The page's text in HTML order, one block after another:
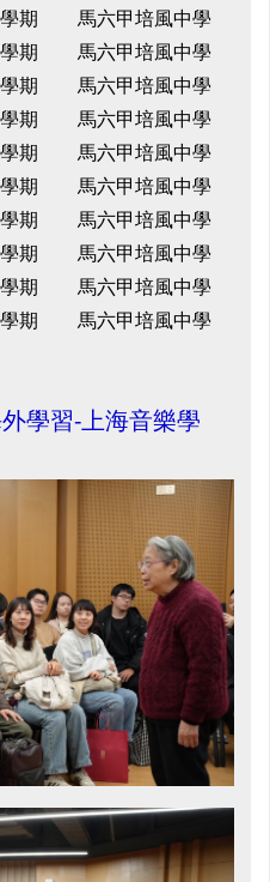
期
馬六甲培風中學
期
馬六甲培風中學
期
馬六甲培風中學
期
馬六甲培風中學
期
馬六甲培風中學
期
馬六甲培風中學
期
馬六甲培風中學
期
馬六甲培風中學
期
馬六甲培風中學
期 馬六甲培風中學
學習-上海音樂學